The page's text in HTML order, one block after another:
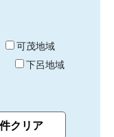
可茂地域
下呂地域